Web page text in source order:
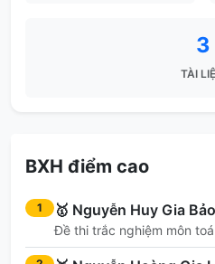
3
TÀI
BXH điểm cao
1 🥇 Nguyễn Huy Gia Bảo
Đề thi trắc nghiệm môn